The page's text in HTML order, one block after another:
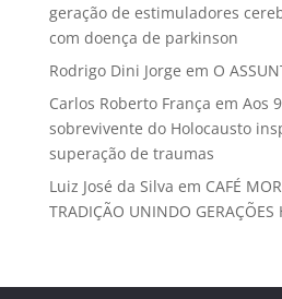
geração de estimuladores
com doença de parkinson
Rodrigo Dini Jorge em O
Carlos Roberto França em Aos
sobrevivente do Holocausto
superação de traumas
Luiz José da Silva em CAFÉ
TRADIÇÃO UNINDO GERAÇÕES